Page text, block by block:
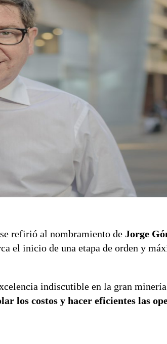
refirió al nombramiento de Jorge
el inicio de una etapa de orden y
indiscutible en la gran
los costos y hacer eficientes las